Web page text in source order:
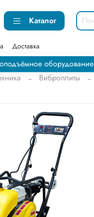
Каталог
Доставка
оборудование
Виброплиты